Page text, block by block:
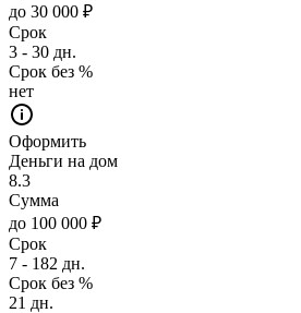
до 30 000 ₽
Срок
3 - 30 дн.
Срок без %
нет
Оформить
Деньги на дом
8.3
Сумма
до 100 000 ₽
Срок
7 - 182 дн.
Срок без %
21 дн.